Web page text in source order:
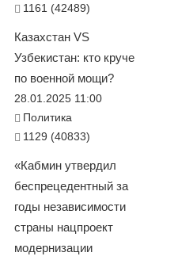
1161 (42489)
Казахстан VS
Узбекистан: кто круче
по военной мощи?
28.01.2025 11:00
Политика
1129 (40833)
«Кабмин утвердил
беспрецедентный за
годы независимости
страны нацпроект
модернизации